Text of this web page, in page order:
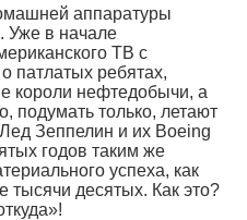
аппаратуры
Уже в начале
ТВ с
патлатых ребятах,
короли нефтедобычи, а
подумать только, летают
Зеппелин и их Boeing
годов таким же
успеха, как
тысячи десятых. Как это?